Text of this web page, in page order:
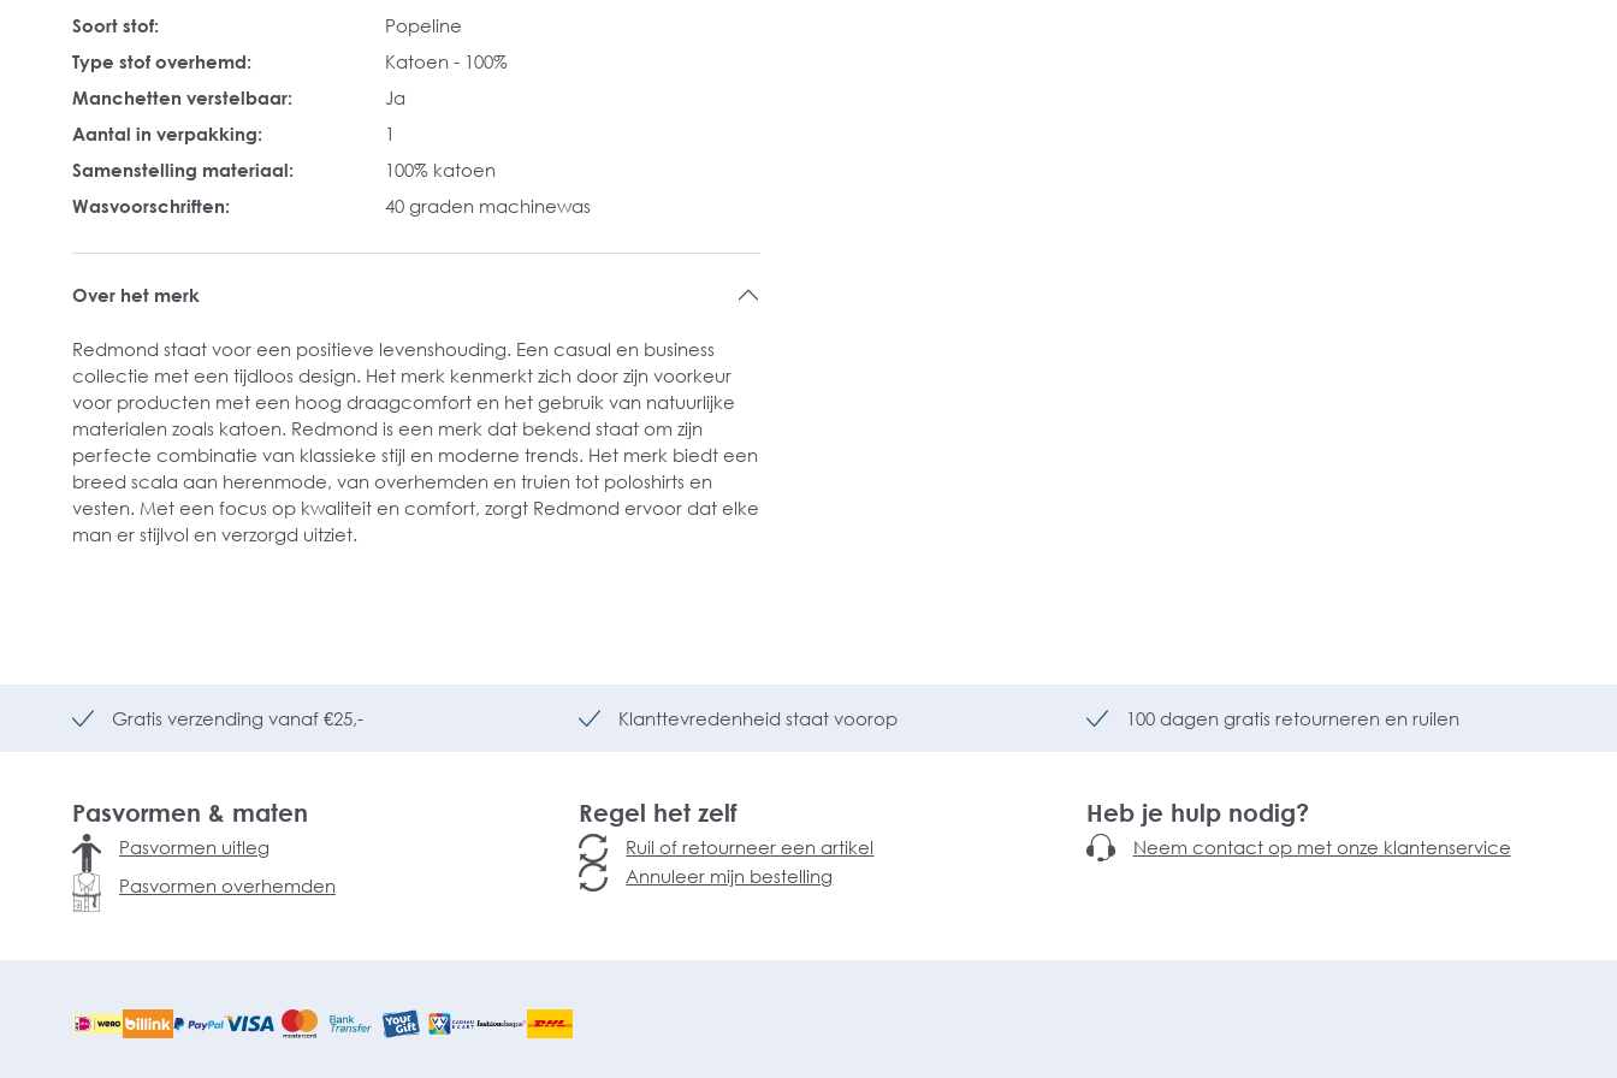
Soort stof:
Popeline
Type stof overhemd:
Katoen - 100%
Manchetten verstelbaar:
Ja
Aantal in verpakking:
1
Samenstelling materiaal:
100% katoen
Wasvoorschriften:
40 graden machinewas
Over het merk
Redmond staat voor een positieve levenshouding. Een casual en business
collectie met een tijdloos design. Het merk kenmerkt zich door zijn voorkeur
voor producten met een hoog draagcomfort en het gebruik van natuurlijke
materialen zoals katoen. Redmond is een merk dat bekend staat om zijn
perfecte combinatie van klassieke stijl en moderne trends. Het merk biedt een
breed scala aan herenmode, van overhemden en truien tot poloshirts en
vesten. Met een focus op kwaliteit en comfort, zorgt Redmond ervoor dat elke
man er stijlvol en verzorgd uitziet.
Gratis verzending vanaf €25,- Klanttevredenheid staat voorop 100 dagen gratis retourneren en ruilen
Pasvormen & maten
Pasvormen uitleg
Pasvormen overhemden
Regel het zelf
Ruil of retourneer een artikel
Annuleer mijn bestelling
Heb je hulp nodig?
Neem contact op met onze klantenservice